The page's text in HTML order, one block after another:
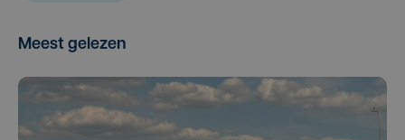
Meest gelezen